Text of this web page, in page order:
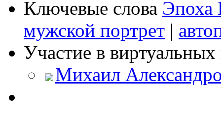
Ключевые слова Эпоха
мужской портрет |
Участие в
Михаил